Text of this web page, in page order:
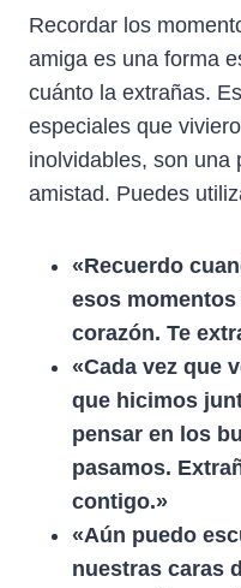
Recordar los
amiga es una forma
cuánto la extrañas.
especiales que
inolvidables, son una
amistad. Puedes
«Recuerdo
esos
corazón. Te
«Cada vez que
que hicimos
pensar en los
pasamos.
contigo.»
«Aún puedo
nuestras caras